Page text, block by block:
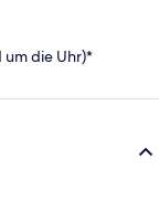
um die Uhr)*